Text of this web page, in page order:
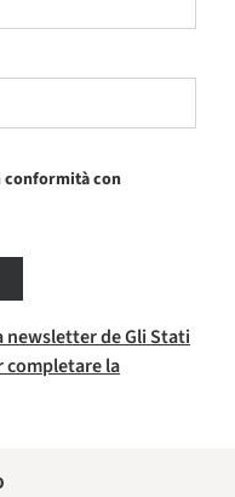
conformità con
newsletter de Gli Stati
completare la